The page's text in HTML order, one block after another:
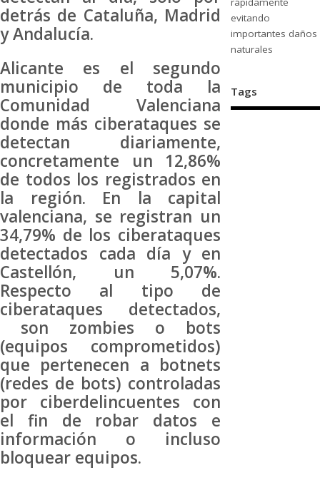
detrás de Cataluña, Madrid
y Andalucía.
Alicante es el segundo
municipio de toda la
Comunidad Valenciana
donde más ciberataques se
detectan diariamente,
concretamente un 12,86%
de todos los registrados en
la región. En la capital
valenciana, se registran un
34,79% de los ciberataques
detectados cada día y en
Castellón, un 5,07%.
Respecto al tipo de
ciberataques detectados,
son zombies o bots
(equipos comprometidos)
que pertenecen a botnets
(redes de bots) controladas
por ciberdelincuentes con
el fin de robar datos e
información o incluso
bloquear equipos.
evitando
importantes daños
naturales
Tags